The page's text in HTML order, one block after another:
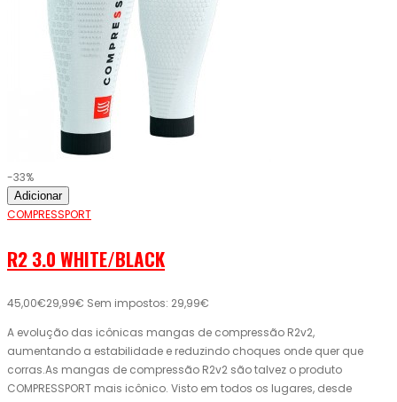
-33%
Adicionar
COMPRESSPORT
R2 3.0 WHITE/BLACK
45,00€29,99€ Sem impostos: 29,99€
A evolução das icônicas mangas de compressão R2v2,
aumentando a estabilidade e reduzindo choques onde quer que
corras.As mangas de compressão R2v2 são talvez o produto
COMPRESSPORT mais icônico. Visto em todos os lugares, desde